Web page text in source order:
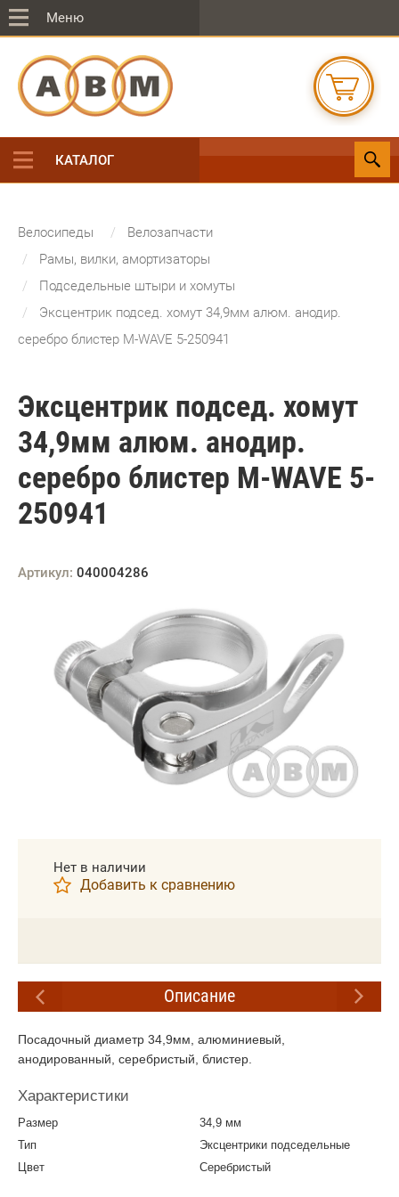
Меню
КАТАЛОГ
Велосипеды
Велозапчасти
Рамы, вилки, амортизаторы
Подседельные штыри и хомуты
Эксцентрик подсед. хомут 34,9мм алюм. анодир.
серебро блистер M-WAVE 5-250941
Эксцентрик подсед. хомут
34,9мм алюм. анодир.
серебро блистер M-WAVE 5-
250941
Артикул: 040004286
Нет в наличии
Добавить к сравнению
Описание
Посадочный диаметр 34,9мм, алюминиевый,
анодированный, серебристый, блистер.
Характеристики
Размер
34,9 мм
Тип
Эксцентрики подседельные
Цвет
Серебристый